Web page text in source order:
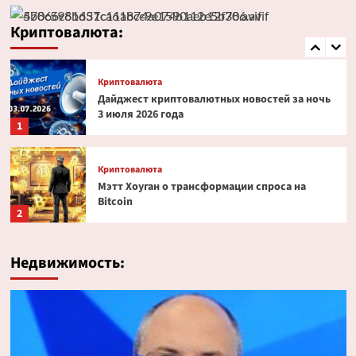
Криптовалюта:
5
Эксперт PlanB допустил снижение биткоина
до $52 000
1
Криптовалюта
Дайджест криптовалютных новостей за ночь
3 июля 2026 года
2
Криптовалюта
Мэтт Хоуган о трансформации спроса на
Bitcoin
Криптовалюта
токенизированных акциях
Криптовалюта
Недвижимость: